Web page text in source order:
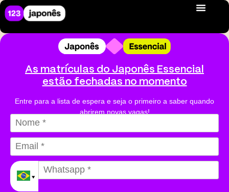
As matrículas do Japonês Essencial
estão fechadas no momento
Entre para a lista de espera e seja o primeiro a saber quando
abrirem novas vagas!